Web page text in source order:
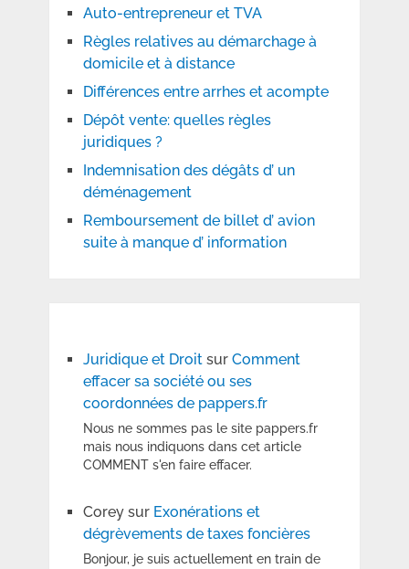
Auto-entrepreneur et TVA
Règles relatives au démarchage à
domicile et à distance
Différences entre arrhes et acompte
Dépôt vente: quelles règles
juridiques ?
Indemnisation des dégâts d’ un
déménagement
Remboursement de billet d’ avion
suite à manque d’ information
Juridique et Droitsur Comment
effacer sa société ou ses
coordonnées de pappers.fr
Nous ne sommes pas le site pappers.fr
mais nous indiquons dans cet article
COMMENT s'en faire effacer.
Coreysur Exonérations et
dégrèvements de taxes foncières
Bonjour, je suis actuellement en train de